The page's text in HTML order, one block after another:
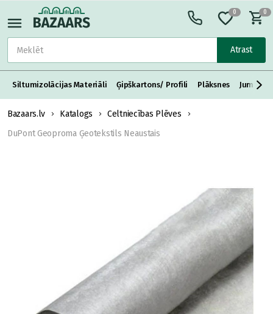
Atrast
0 0
Siltumizolācijas Materiāli Ģipškartons/ Profili Plāksnes Jumta
Bazaars.lv Katalogs
Celtniecības Plēves
DuPont Geoproma Ģeotekstils Neaustais